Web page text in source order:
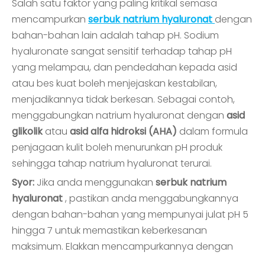
Salah satu faktor yang paling kritikal semasa
mencampurkan serbuk natrium hyaluronat dengan
bahan-bahan lain adalah tahap pH. Sodium
hyaluronate sangat sensitif terhadap tahap pH
yang melampau, dan pendedahan kepada asid
atau bes kuat boleh menjejaskan kestabilan,
menjadikannya tidak berkesan. Sebagai contoh,
menggabungkan natrium hyaluronat dengan asid
glikolikatau asid alfa hidroksi (AHA) dalam formula
penjagaan kulit boleh menurunkan pH produk
sehingga tahap natrium hyaluronat terurai.
Syor: Jika anda menggunakan serbuk natrium
hyaluronat, pastikan anda menggabungkannya
dengan bahan-bahan yang mempunyai julat pH 5
hingga 7 untuk memastikan keberkesanan
maksimum. Elakkan mencampurkannya dengan